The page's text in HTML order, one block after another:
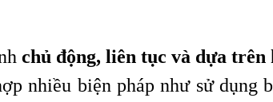
chủ động, liên tục và dựa trên
nhiều biện pháp như sử dụng